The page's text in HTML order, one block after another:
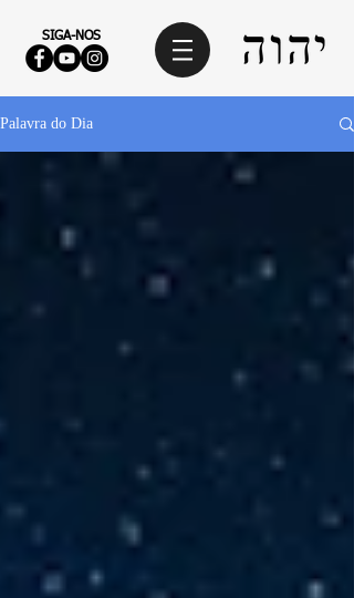
SIGA-NOS
Palavra do Dia